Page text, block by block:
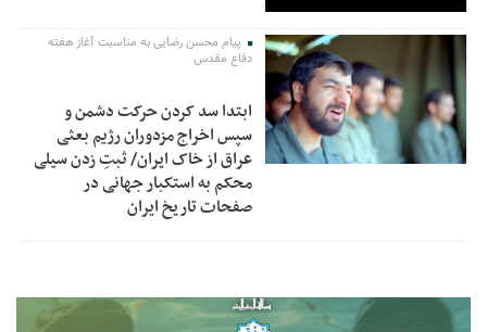
پیام محسن رضایی به مناسبت آغاز هفته
دفاع مقدس
ابتدا سد کردن حرکت دشمن و
سپس اخراج مزدوران رژیم بعثی
عراق از خاک ایران/ ثبتِ زدن سیلی
محکم به استکبار جهانی در
صفحات تاریخ ایران